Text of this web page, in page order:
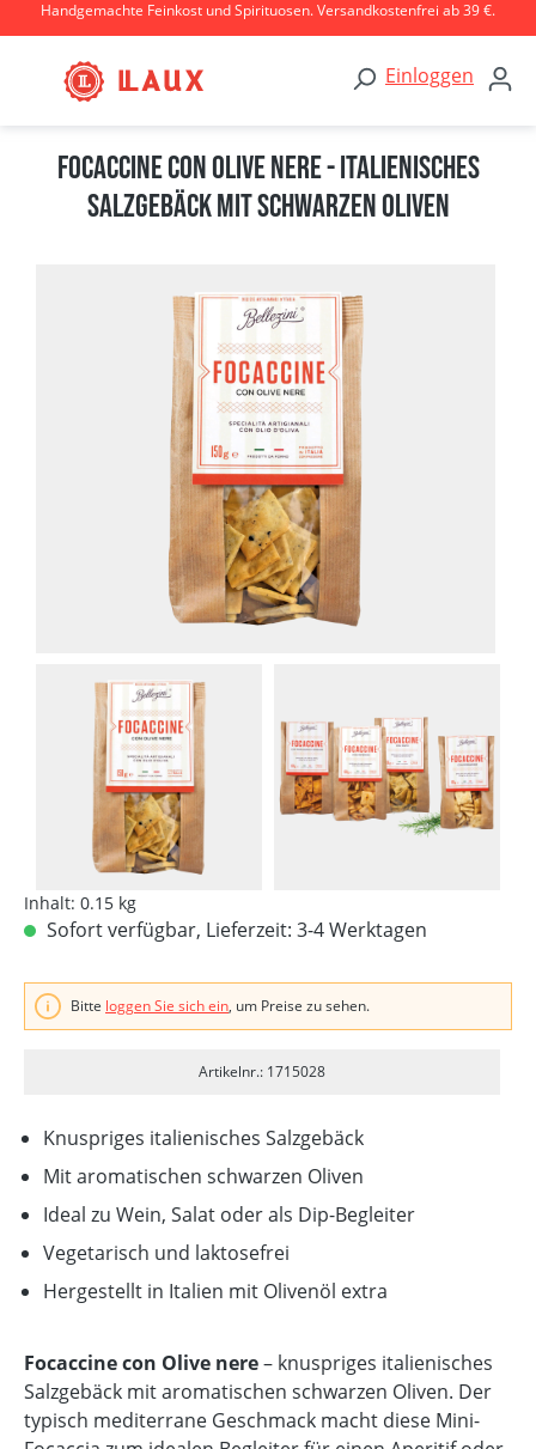
Zum Hauptinhalt springen
Handgemachte Feinkost und Spirituosen. Versandkostenfrei ab 39 €.
Einloggen
Focaccine con Olive nere - italienisches
Salzgebäck mit schwarzen Oliven
Knuspriges italienisches Salzgebäck
Mit aromatischen schwarzen Oliven
Ideal zu Wein, Salat oder als Dip-Begleiter
Vegetarisch und laktosefrei
Hergestellt in Italien mit Olivenöl extra
Inhalt: 0.15 kg
Sofort verfügbar, Lieferzeit: 3-4 Werktagen
Bitte loggen Sie sich ein, um Preise zu sehen.
Artikelnr.: 1715028
Focaccine con Olive nere– knuspriges italienisches
Salzgebäck mit aromatischen schwarzen Oliven. Der
typisch mediterrane Geschmack macht diese Mini-